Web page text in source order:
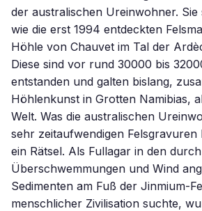
der australischen Ureinwohner.
wie die erst 1994 entdeckten
Höhle von Chauvet im Tal der
Diese sind vor rund 30000 bis
entstanden und galten bislang,
Höhlenkunst in Grotten Namibias,
Welt. Was die australischen
sehr zeitaufwendigen
ein Rätsel. Als Fullagar in den durch
Überschwemmungen und Wind
Sedimenten am Fuß der Jinmium-
menschlicher Zivilisation suchte,